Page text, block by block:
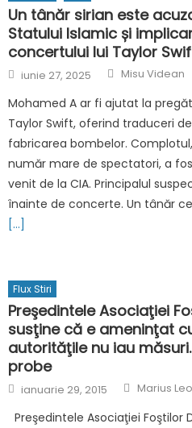
Un tânăr sirian este
Statului Islamic și
concertului lui Taylor
Posted
on
iunie 27, 2025 Author
Misu Videan
Mohamed A ar fi ajutat la
Taylor Swift, oferind traduceri
fabricarea bombelor.
număr mare de spectatori, a
venit de la CIA. Principalul
înainte de concerte. Un tânăr
[…]
Flux Stiri
Preşedintele Asociaţiei
susţine că e ameninţat
autorităţile nu iau
probe
Posted
on
ianuarie 29, 2015 Author
Marius
Preşedintele Asociaţiei Foştilor